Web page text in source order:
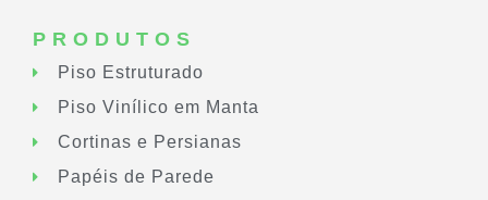
PRODUTOS
Piso Estruturado
Piso Vinílico em Manta
Cortinas e Persianas
Papéis de Parede